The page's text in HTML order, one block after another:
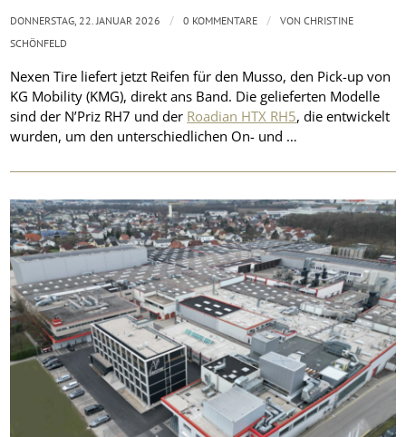
Nexen Tire liefert jetzt Reifen für den Musso, den Pick-up von
KG Mobility (KMG), direkt ans Band. Die gelieferten Modelle
sind der N’Priz RH7 und der Roadian HTX RH5, die entwickelt
wurden, um den unterschiedlichen On- und …
DONNERSTAG, 22. JANUAR 2026 / 0 KOMMENTARE / VONCHRISTINE
SCHÖNFELD